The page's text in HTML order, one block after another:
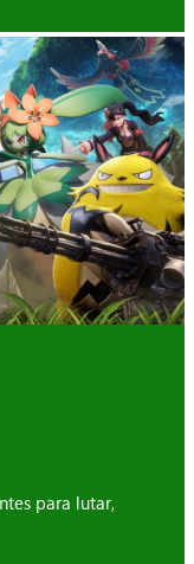
para lutar,